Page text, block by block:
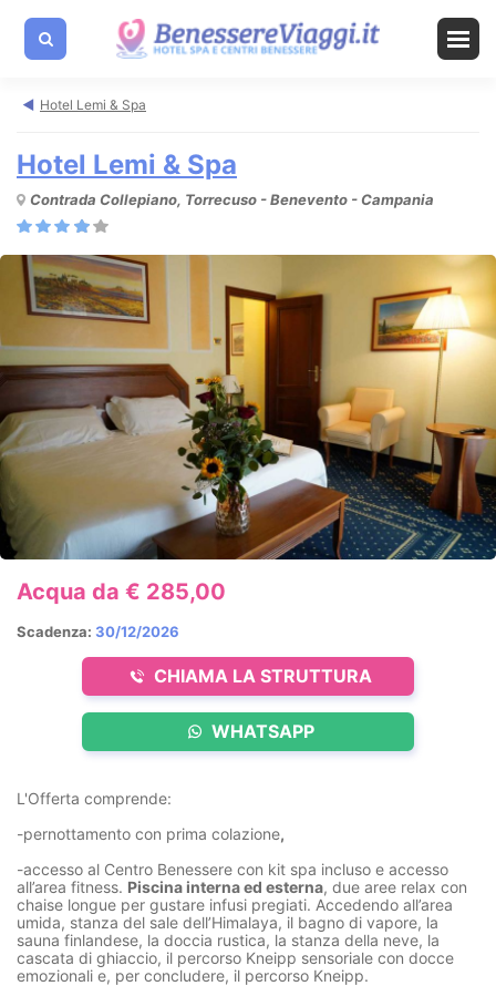
Hotel Lemi & Spa
Hotel Lemi & Spa
Contrada Collepiano, Torrecuso - Benevento - Campania
CHIAMA LA STRUTTURA
WHATSAPP
Scadenza: 30/12/2026
Acqua da € 285,00
L'Offerta comprende:
-pernottamento con prima colazione,
-accesso al Centro Benessere con kit spa incluso e accesso
all’area fitness. Piscina interna ed esterna, due aree relax con
chaise longue per gustare infusi pregiati. Accedendo all’area
umida, stanza del sale dell’Himalaya, il bagno di vapore, la
sauna finlandese, la doccia rustica, la stanza della neve, la
cascata di ghiaccio, il percorso Kneipp sensoriale con docce
emozionali e, per concludere, il percorso Kneipp.